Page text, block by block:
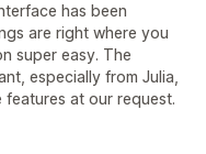
has been
are right where you
super easy. The
especially from Julia,
at our request.